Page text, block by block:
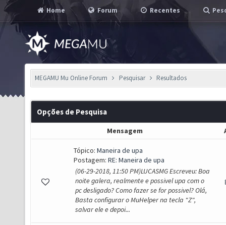
Home Forum Recentes
MEGAMU Mu Online Forum Pesquisar Resultados
Opções de Pesquisa
Mensagem
Tópico: Maneira de upa
Postagem: RE: Maneira de upa
(06-29-2018, 11:50 PM)LUCASMG Escreveu: Boa
noite galera, realmente e possivel upa com o
pc desligado? Como fazer se for possivel? Olá,
Basta configurar o MuHelper na tecla "Z",
salvar ele e depoi...